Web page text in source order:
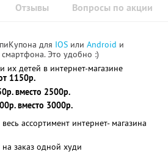
Отзывы Вопросы по акции
для IOS или Android и
Это удобно :)
детей в интернет-магазине
1150р.
вместо 2500р.
вместо 3000р.
весь ассортимент интернет- магазина
заказ одной худи